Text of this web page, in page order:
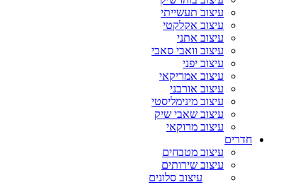
עיצוב תעשייתי
עיצוב אקלקטי
עיצוב אתני
עיצוב וואבי סאבי
עיצוב יפני
עיצוב אמריקאי
עיצוב אורבני
עיצוב מינימליסטי
עיצוב שאבי שיק
עיצוב מרוקאי
חדרים
עיצוב מטבחים
עיצוב שירותים
עיצוב סלונים